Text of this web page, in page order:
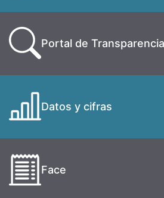
Portal de Transparencia
Datos y cifras
Face